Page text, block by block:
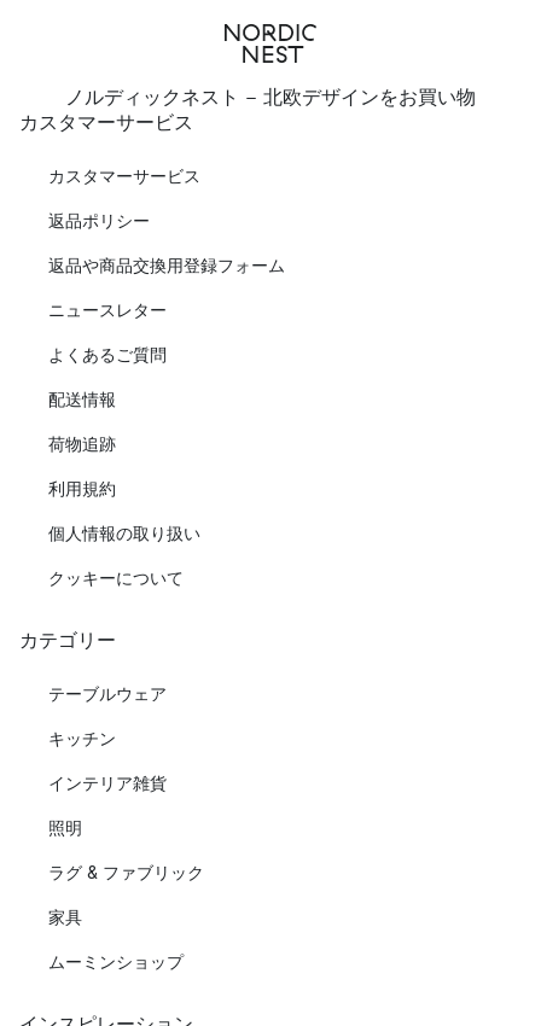
ノルディックネスト - 北欧デザインをお買い物
カスタマーサービス
カスタマーサービス
返品ポリシー
返品や商品交換用登録フォーム
ニュースレター
よくあるご質問
配送情報
荷物追跡
利用規約
個人情報の取り扱い
クッキーについて
カテゴリー
テーブルウェア
キッチン
インテリア雑貨
照明
ラグ & ファブリック
家具
ムーミンショップ